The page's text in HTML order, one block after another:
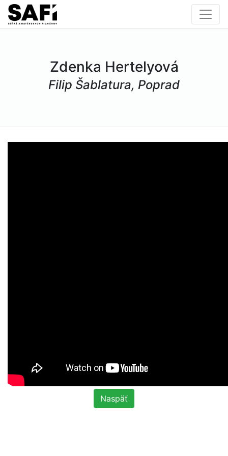
Zdenka Hertelyová
Filip Šablatura, Poprad
Naspäť